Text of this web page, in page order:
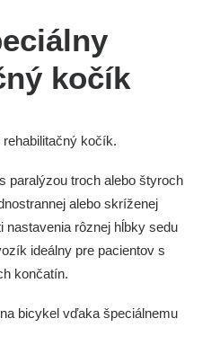
kočík
kočík.
paralýzou troch alebo štyroch
alebo skríženej
nastavenia rôznej hĺbky sedu
ideálny pre pacientov s
končatín.
bicykel vďaka špeciálnemu